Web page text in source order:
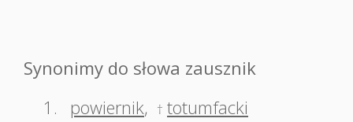
Synonimy do słowa zausznik
1.
powiernik, † totumfacki